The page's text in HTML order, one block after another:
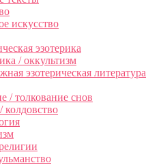
искусство
эзотерика
/ оккультизм
эзотерическая литература
/ толкование снов
колдовство